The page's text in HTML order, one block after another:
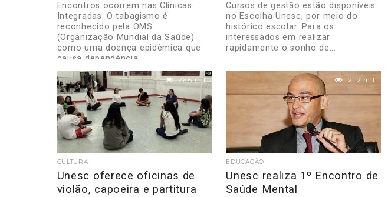
Encontros ocorrem nas Clínicas
Integradas. O tabagismo é
reconhecido pela OMS
(Organização Mundial da Saúde)
como uma doença epidêmica que
causa dependência...
Cursos de gestão estão disponíveis
no Escolha Unesc, por meio do
histórico escolar. Para os
interessados em realizar
rapidamente o sonho de...
26.6 mil
CULTURA
Unesc oferece oficinas de
violão, capoeira e partitura
21.2 mil
EDUCAÇÃO
Unesc realiza 1º Encontro de
Saúde Mental